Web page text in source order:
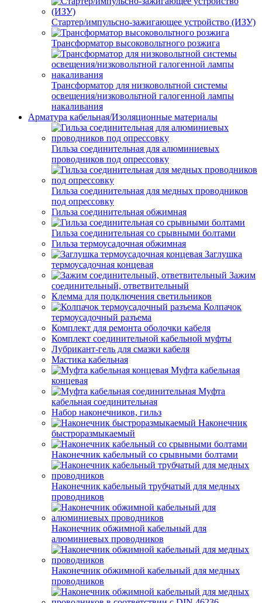
Стартер/импульсно-зажигающее устройство (ИЗУ)
Трансформатор высоковольтного розжига
Трансформатор для низковольтной системы
освещения/низковольтной галогенной лампы
накаливания
Арматура кабельная/Изоляционные материалы
Гильза соединительная для алюминиевых
проводников под опрессовку
Гильза соединительная для медных проводников
под опрессовку
Гильза соединительная обжимная
Гильза соединительная со срывными болтами
Гильза термоусадочная обжимная
Заглушка
термоусадочная концевая
Зажим
соединительный, ответвительный
Клемма для подключения светильников
Колпачок
термоусадочный разъема
Комплект для ремонта оболочки кабеля
Комплект соединительной кабельной муфты
Лубрикант-гель для смазки кабеля
Мастика кабельная
Муфта кабельная
концевая
Муфта
кабельная соединительная
Набор наконечников, гильз
Наконечник
быстроразмыкаемый
Наконечник кабельный со срывными болтами
Наконечник кабельный трубчатый для медных
проводников
Наконечник обжимной кабельный для
алюминиевых проводников
Наконечник обжимной кабельный для медных
проводников